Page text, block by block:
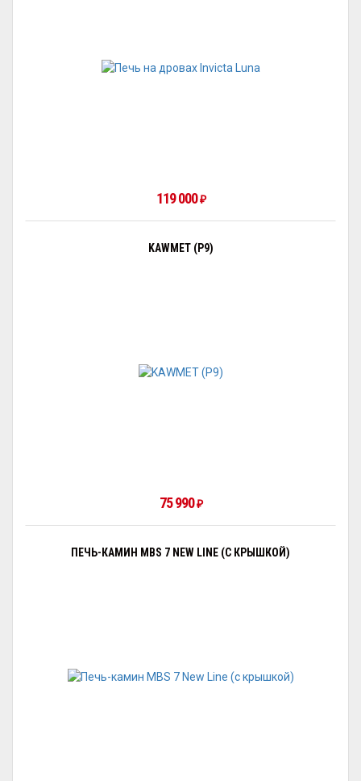
119 000₽
KAWMET (P9)
75 990₽
ПЕЧЬ-КАМИН MBS 7 NEW LINE (С КРЫШКОЙ)